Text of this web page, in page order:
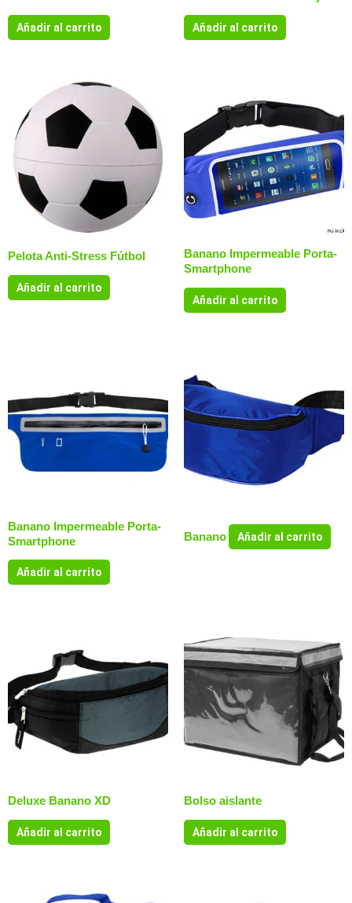
Añadir al carrito Añadir al carrito
Pelota Anti-Stress Fútbol
Añadir al carrito
Banano Impermeable Porta-
Smartphone
Añadir al carrito
Banano Impermeable Porta-
Smartphone
Añadir al carrito
Banano Añadir al carrito
Deluxe Banano XD
Añadir al carrito
Bolso aislante
Añadir al carrito